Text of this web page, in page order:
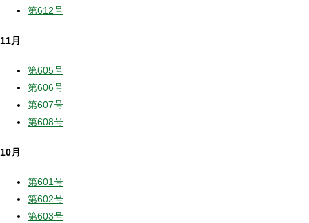
第612号
11月
第605号
第606号
第607号
第608号
10月
第601号
第602号
第603号